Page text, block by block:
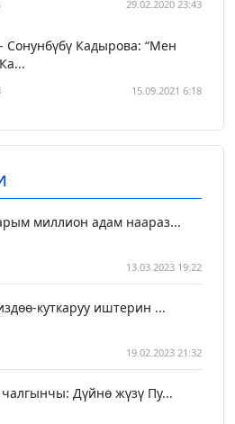
29.02.2020 23:43
Кадырова: “Мен
15.09.2021 6:18
миллион адам наараз...
13.03.2023 19:22
куткаруу иштерин ...
19.02.2023 21:32
Дүйнө жүзү Пу...